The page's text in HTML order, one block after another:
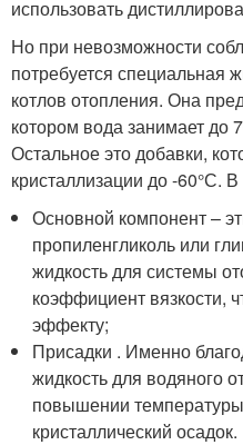
использовать
Но при невозможности
потребуется специальная
котлов отопления. Она
котором вода занимает до
Остальное это добавки,
кристаллизации до -60°С. В
Основной компонент –
пропиленгликоль или
жидкость для системы
коэффициент вязкости,
эффекту;
Присадки . Именно
жидкость для водяного
повышении
кристаллический осадок.